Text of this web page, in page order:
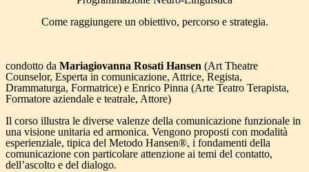
Come raggiungere un obiettivo, percorso e strategia.
condotto da Mariagiovanna Rosati Hansen (Art Theatre
Counselor, Esperta in comunicazione, Attrice, Regista,
Drammaturga, Formatrice) e Enrico Pinna (Arte Teatro Terapista,
Formatore aziendale e teatrale, Attore)
Il corso illustra le diverse valenze della comunicazione funzionale in
una visione unitaria ed armonica. Vengono proposti con modalità
esperienziale, tipica del Metodo Hansen®, i fondamenti della
comunicazione con particolare attenzione ai temi del contatto,
dell’ascolto e del dialogo.